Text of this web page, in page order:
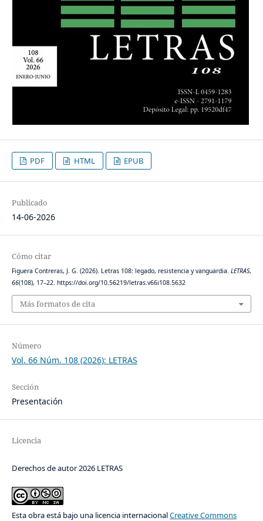
PDF HTML EPUB
Publicado
14-06-2026
Cómo citar
Figuera Contreras, J. G. (2026). Letras 108: legado, resistencia y vanguardia. LETRAS,
66(108), 17–22. https://doi.org/10.56219/letras.v66i108.5632
Más formatos de cita
Número
Vol. 66 Núm. 108 (2026): LETRAS
Sección
Presentación
Licencia
Derechos de autor 2026 LETRAS
Esta obra está bajo una licencia internacionalCreative Commons